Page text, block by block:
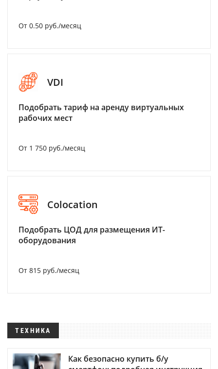
От 0.50 руб./месяц
VDI
Подобрать тариф на аренду виртуальных
рабочих мест
От 1 750 руб./месяц
Colocation
Подобрать ЦОД для размещения ИТ-
оборудования
От 815 руб./месяц
ТЕХНИКА
Как безопасно купить б/у